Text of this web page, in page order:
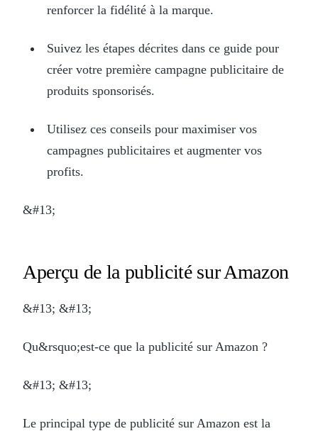
renforcer la fidélité à la marque.
Suivez les étapes décrites dans ce guide pour
créer votre première campagne publicitaire de
produits sponsorisés.
Utilisez ces conseils pour maximiser vos
campagnes publicitaires et augmenter vos
profits.
&#13;
Aperçu de la publicité sur Amazon
&#13; &#13;
Qu&rsquo;est-ce que la publicité sur Amazon ?
&#13; &#13;
Le principal type de publicité sur Amazon est la